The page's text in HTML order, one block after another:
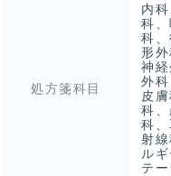
処方箋科目
内
科
科
形
神
外
皮
科
科
射
ル
テ